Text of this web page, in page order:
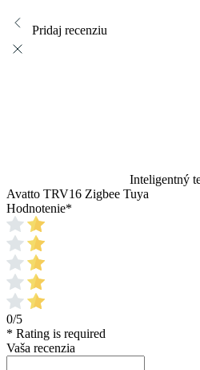
Pridaj recenziu
Inteligentný
Avatto TRV16 Zigbee Tuya
Hodnotenie*
0/5
* Rating is required
Vaša recenzia